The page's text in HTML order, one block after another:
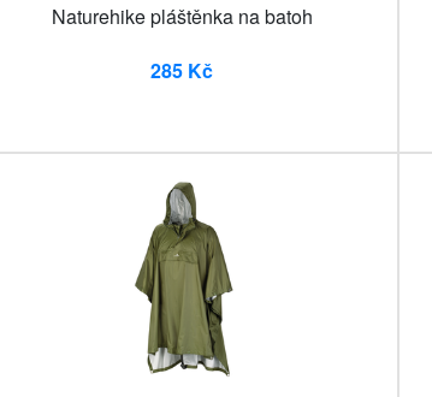
Naturehike pláštěnka na batoh
285 Kč